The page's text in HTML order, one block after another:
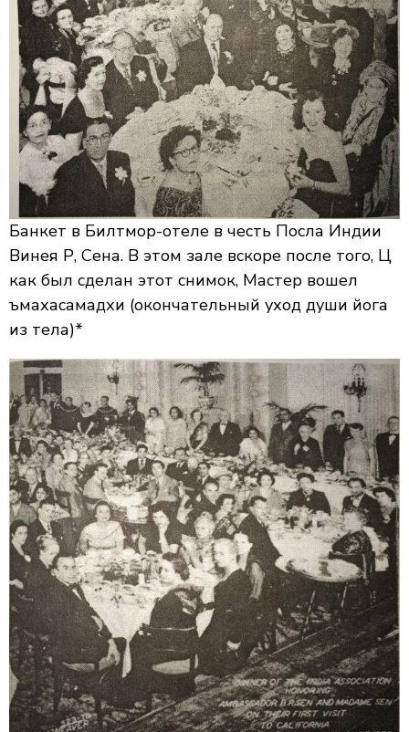
Банкет в Билтмор-отеле в честь Посла Индии
Винея Р, Сена. В этом зале вскоре после того, Ц
как был сделан этот снимок, Мастер вошел
ъмахасамадхи (окончательный уход души йога
из тела)*